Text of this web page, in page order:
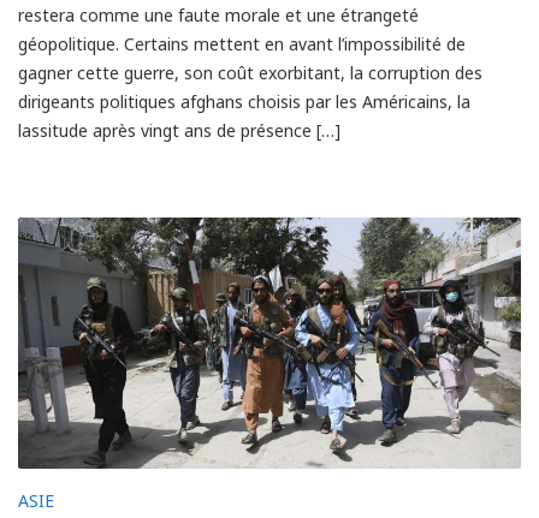
restera comme une faute morale et une étrangeté
géopolitique. Certains mettent en avant l’impossibilité de
gagner cette guerre, son coût exorbitant, la corruption des
dirigeants politiques afghans choisis par les Américains, la
lassitude après vingt ans de présence […]
ASIE